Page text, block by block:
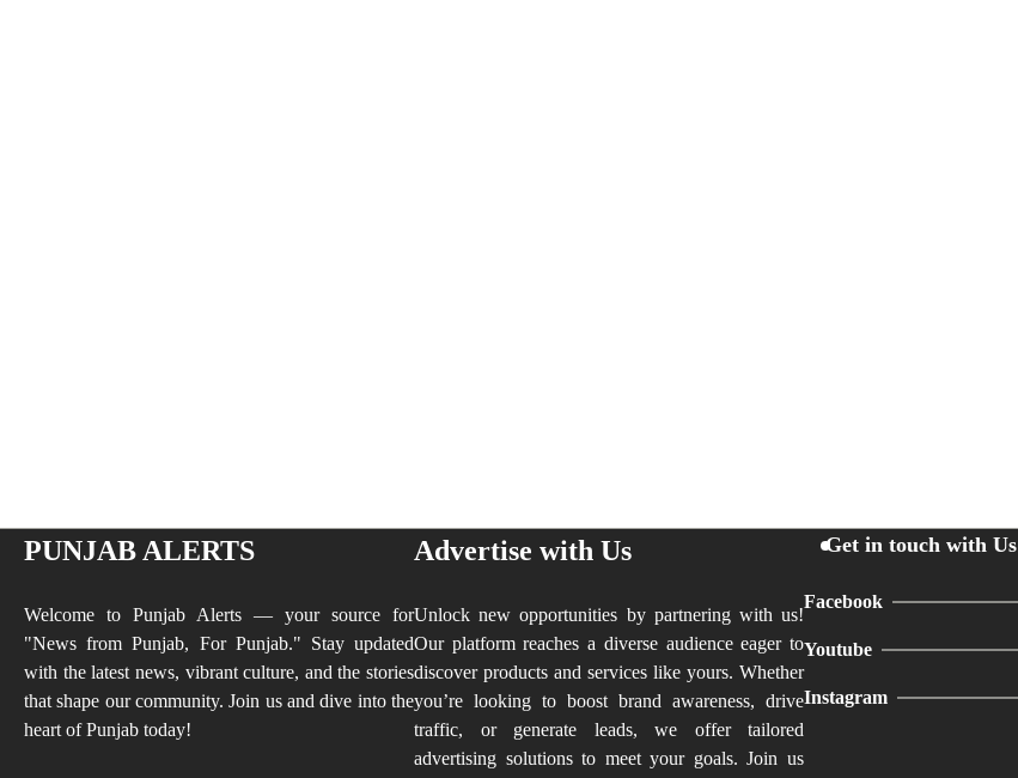
PUNJAB ALERTS
Welcome to Punjab Alerts — your source for
"News from Punjab, For Punjab." Stay updated
with the latest news, vibrant culture, and the stories
that shape our community. Join us and dive into the
heart of Punjab today!
Advertise with Us
Unlock new opportunities by partnering with us!
Our platform reaches a diverse audience eager to
discover products and services like yours. Whether
you’re looking to boost brand awareness, drive
traffic, or generate leads, we offer tailored
advertising solutions to meet your goals. Join us
Get in touch with Us
Facebook
Youtube
Instagram